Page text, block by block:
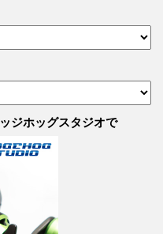
ジホッグスタジオで